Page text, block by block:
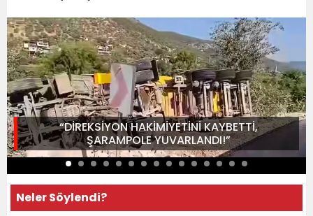
“DİREKSİYON HAKİMİYETİNİ KAYBETTİ,
ŞARAMPOLE YUVARLANDI!”
Neler Söylendi?